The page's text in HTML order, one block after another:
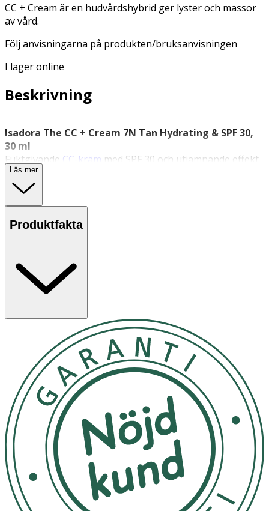
CC + Cream är en hudvårdshybrid ger lyster och massor
av vård.
Följ anvisningarna på produkten/bruksanvisningen
I lager online
Beskrivning
Isadora The CC + Cream 7N Tan Hydrating & SPF 30,
30 ml
Fuktgivande CC-kräm med SPF 30 och utjämnande effekt.
Isadora
multifunktionell färgkorrigerande kräm som kombinerar
hudvård och makeup i ett. Den lätta formulan är enkel att
applicera och ger en jämn, naturlig finish med lyster.
ingredienser samt en blandning av estrar och oljor som
bidrar till att återfukta huden och förbättra hudens
utseende.
· Jämnar ut hudtonen och ger naturlig lyster
· Återfuktar med hjälp av oljor och hyaluronsyra
· Innehåller Lactobacillus Ferment Lysate
· SPF 30 med bredspektrigt skydd
· Lätt formula som smälter in i huden
Användning
· Applicera efter din hudvårdsrutin.
· Massera in med fingertopparna i cirkulära rörelser,
börja i mitten av ansiktet och arbeta utåt.
Läs mer
Produktfakta